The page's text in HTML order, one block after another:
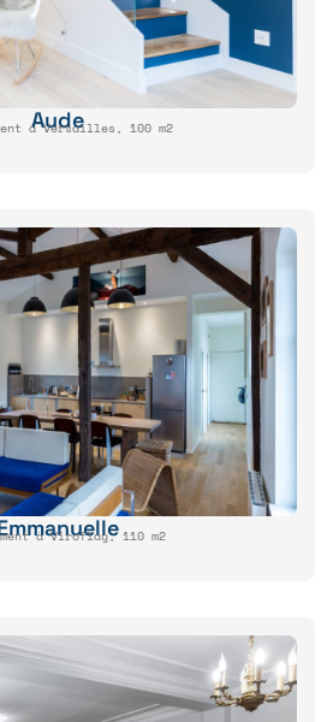
Aude
à Versailles, 100 m2
à Viroflay, 110 m2